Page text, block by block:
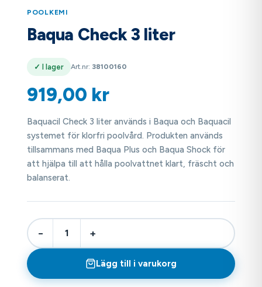
POOLKEMI
Baqua Check 3 liter
✓ I lager Art.nr: 38100160
919,00 kr
Baquacil Check 3 liter används i Baqua och Baquacil
systemet för klorfri poolvård. Produkten används
tillsammans med Baqua Plus och Baqua Shock för
att hjälpa till att hålla poolvattnet klart, fräscht och
balanserat.
− +
Lägg till i varukorg